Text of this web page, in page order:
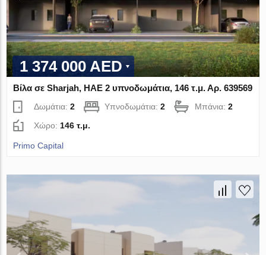
1 374 000 AED
Βίλα σε Sharjah, ΗΑΕ 2 υπνοδωμάτια, 146 τ.μ. Αρ. 639569
Δωμάτια:2 Υπνοδωμάτια:2 Μπάνια:2
Χώρο:146 τ.μ.
Primo Capital